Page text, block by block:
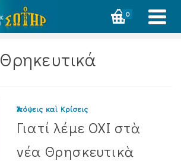
0
Θρηκευτικά
Ἀπόψεις καὶ Κρίσεις
Γιατί λέμε ΟΧΙ στὰ
νέα Θρησκευτικὰ